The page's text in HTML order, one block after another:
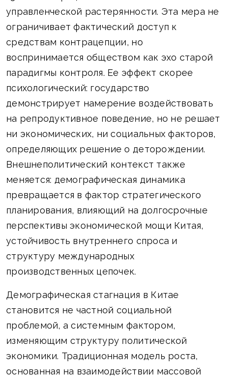
управленческой растерянности. Эта мера не
ограничивает фактический доступ к
средствам контрацепции, но
воспринимается обществом как эхо старой
парадигмы контроля. Ее эффект скорее
психологический: государство
демонстрирует намерение воздействовать
на репродуктивное поведение, но не решает
ни экономических, ни социальных факторов,
определяющих решение о деторождении.
Внешнеполитический контекст также
меняется: демографическая динамика
превращается в фактор стратегического
планирования, влияющий на долгосрочные
перспективы экономической мощи Китая,
устойчивость внутреннего спроса и
структуру международных
производственных цепочек.
Демографическая стагнация в Китае
становится не частной социальной
проблемой, а системным фактором,
изменяющим структуру политической
экономики. Традиционная модель роста,
основанная на взаимодействии массовой